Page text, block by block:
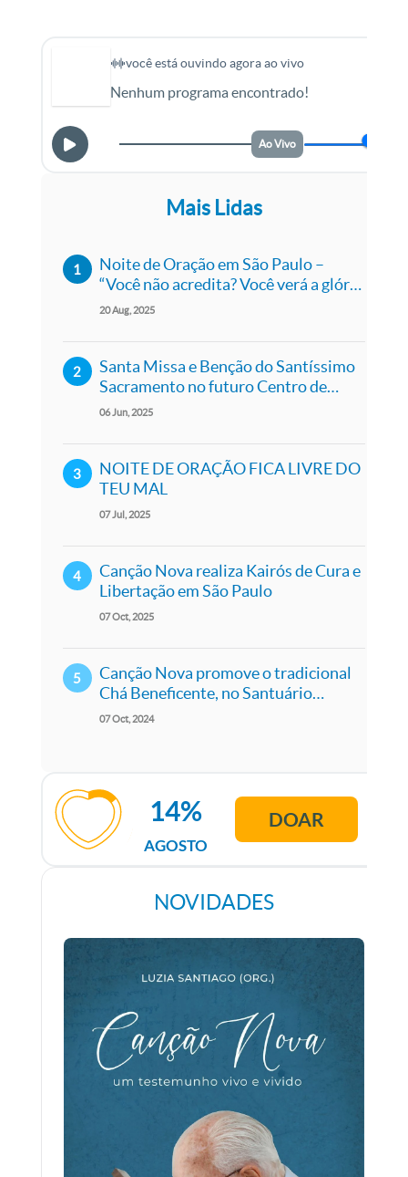
você está ouvindo agora ao vivo
Nenhum programa encontrado!
Ao Vivo
Mais Lidas
Noite de Oração em São Paulo –
“Você não acredita? Você verá a glória
de Deus!”
20Aug 2025
Santa Missa e Benção do Santíssimo
Sacramento no futuro Centro de
Evangelização Monsenhor Jonas Abib
06Jun 2025
NOITE DE ORAÇÃO FICA LIVRE DO
TEU MAL
07Jul 2025
Canção Nova realiza Kairós de Cura e
Libertação em São Paulo
07Oct 2025
Canção Nova promove o tradicional
Chá Beneficente, no Santuário
Salette
07Oct 2024
AGOSTO
14% DOAR
NOVIDADES